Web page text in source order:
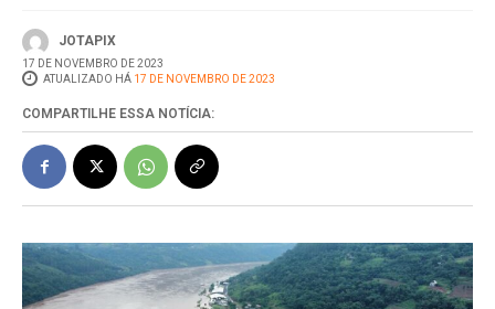
JOTAPIX
17 DE NOVEMBRO DE 2023
ATUALIZADO HÁ 17 DE NOVEMBRO DE 2023
COMPARTILHE ESSA NOTÍCIA: